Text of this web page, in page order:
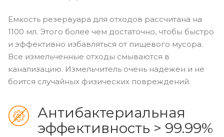
Емкость резервуара для отходов рассчитана на
1100 мл. Этого более чем достаточно, чтобы быстро
и эффективно избавляться от пищевого мусора.
Все измельченные отходы смываются в
канализацию. Измельчитель очень надежен и не
боится случайных физических повреждений.
Антибактериальная
эффективность > 99.99%